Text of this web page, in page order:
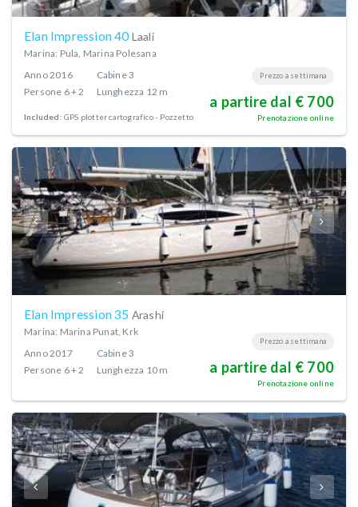
Elan Impression 40 Laali
Marina: Pula, Marina Polesana
Anno2016 Cabine3
Persone 6 + 2 Lunghezza 12 m
Included: GPS plotter cartografico - Pozzetto
Prezzo a settimana
a partire dal € 700
Prenotazione online
Elan Impression 35 Arashi
Marina: Marina Punat, Krk
Anno2017 Cabine3
Persone 6 + 2 Lunghezza 10 m
Prezzo a settimana
a partire dal € 700
Prenotazione online